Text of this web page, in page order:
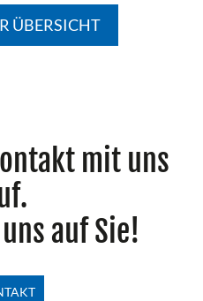
ÜBERSICHT
mit uns
auf Sie!